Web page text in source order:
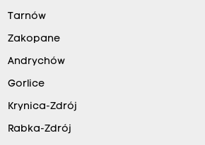
Tarnów
Zakopane
Andrychów
Gorlice
Krynica-Zdrój
Rabka-Zdrój